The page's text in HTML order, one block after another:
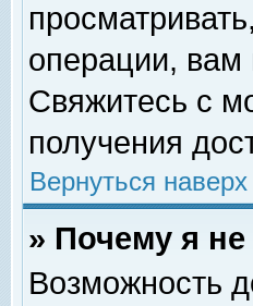
операции, вам
Свяжитесь с
получения
Вернуться наверх
» Почему я
Возможность